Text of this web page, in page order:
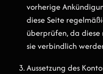
vorherige
diese Seite
überprüfen, da
sie verbindlich
Aussetzung des